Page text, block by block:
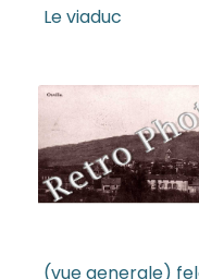
Le viaduc